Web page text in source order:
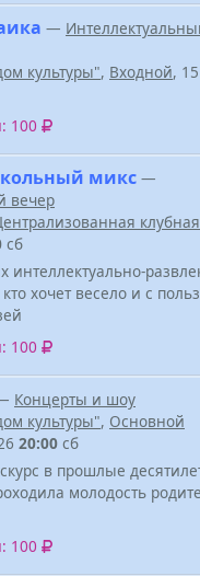
—
культуры", Входной,
100
микс —
вечер
сб
хочет весело и с
100
Концерты и шоу
культуры", Основной
20:00 сб
в прошлые
молодость
100